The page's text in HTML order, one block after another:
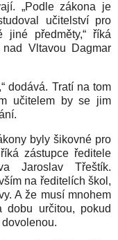
„Podle zákona je
učitelství pro
předměty,“ říká
Vltavou Dagmar
dodává. Tratí na tom
učitelem by se jim
byly šikovné pro
zástupce ředitele
Jaroslav Třeštík.
na ředitelích škol,
A že musí mnohem
dobu určitou, pokud